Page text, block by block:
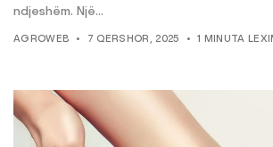
ndjeshëm. Një...
AGROWEB 7 QERSHOR, 2025 1 MINUTA